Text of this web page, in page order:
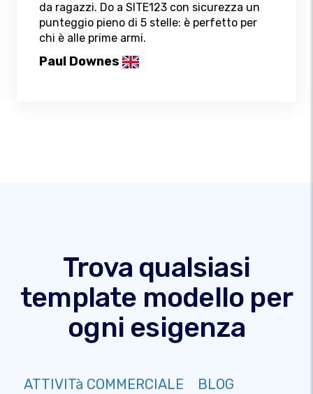
da ragazzi. Do a SITE123 con sicurezza un
punteggio pieno di 5 stelle: è perfetto per
chi è alle prime armi.
Paul Downes
Trova qualsiasi
template modello per
ogni esigenza
ATTIVITà COMMERCIALE
BLOG